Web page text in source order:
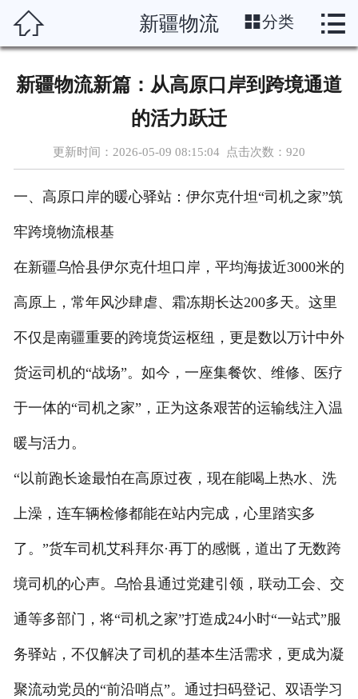
 首页
物流资讯
物流博客
联系我们
企业概况
 新疆物流 分类 
新疆物流新篇：从高原口岸到跨境通道
的活力跃迁
更新时间：2026-05-09 08:15:04 点击次数： 920
一、高原口岸的暖心驿站：伊尔克什坦“司机之家”筑
牢跨境物流根基
在新疆乌恰县伊尔克什坦口岸，平均海拔近3000米的
高原上，常年风沙肆虐、霜冻期长达200多天。这里
不仅是南疆重要的跨境货运枢纽，更是数以万计中外
货运司机的“战场”。如今，一座集餐饮、维修、医疗
于一体的“司机之家”，正为这条艰苦的运输线注入温
暖与活力。
“以前跑长途最怕在高原过夜，现在能喝上热水、洗
上澡，连车辆检修都能在站内完成，心里踏实多
了。”货车司机艾科拜尔·再丁的感慨，道出了无数跨
境司机的心声。乌恰县通过党建引领，联动工会、交
通等多部门，将“司机之家”打造成24小时“一站式”服
务驿站，不仅解决了司机的基本生活需求，更成为凝
聚流动党员的“前沿哨点”。通过扫码登记、双语学习